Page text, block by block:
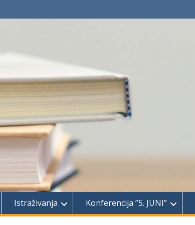
Istraživanja Konferencija ”5. JUNI”